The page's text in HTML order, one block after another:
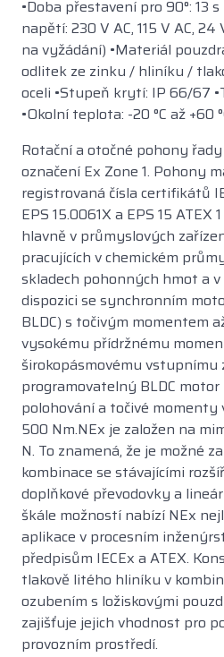
•Doba přestavení pro 90°: 13
napětí: 230 V AC, 115 V AC,
na vyžádání) •Materiál
odlitek ze zinku / hliníku /
oceli •Stupeň krytí: IP 66/67
•Okolní teplota: -20 °C až +60
Rotační a otočné pohony
označení Ex Zone 1. Pohony
registrovaná čísla certifikátů
EPS 15.0061X a EPS 15 ATEX
hlavně v průmyslových
pracujících v chemickém
skladech pohonných hmot a
dispozici se synchronním
BLDC) s točivým momentem
vysokému přídržnému
širokopásmovému vstupnímu
programovatelný BLDC
polohování a točivé momenty
500 Nm.NEx je založen na
N. To znamená, že je možné
kombinace se stávajícími
doplňkové převodovky a
škále možností nabízí NEx
aplikace v procesním
předpisům IECEx a ATEX.
tlakově litého hliníku v
ozubením s ložiskovými
zajišťuje jejich vhodnost pro
provozním prostředí.